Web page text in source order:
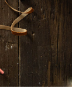
PDF
DIN A3
, einen